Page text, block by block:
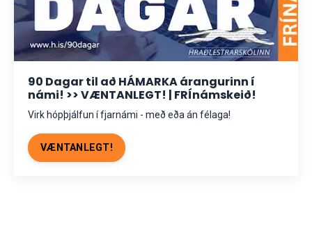
90 Dagar til að HÁMARKA árangurinn í
námi! >> VÆNTANLEGT! | FRÍnámskeið!
Virk hópþjálfun í fjarnámi - með eða án félaga!
VÆNTANLEGT!